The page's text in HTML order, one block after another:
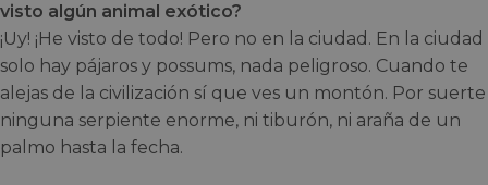
visto algún animal exótico?
¡Uy! ¡He visto de todo! Pero no en la ciudad. En la ciudad
solo hay pájaros y possums, nada peligroso. Cuando te
alejas de la civilización sí que ves un montón. Por suerte
ninguna serpiente enorme, ni tiburón, ni araña de un
palmo hasta la fecha.